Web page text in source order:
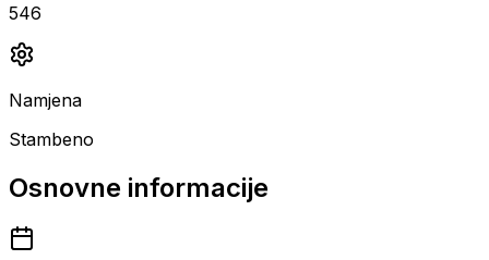
546
Namjena
Stambeno
Osnovne informacije